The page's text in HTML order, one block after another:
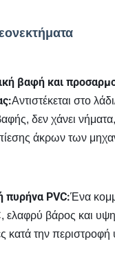
βαφή και
Αντιστέκεται στο
δεν χάνει νήματα,
άκρων των
πυρήνα PVC:Ένα
βάρος και
κατά την περιστροφή